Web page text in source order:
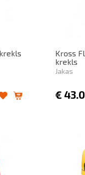
Kross
krekls
Jakas
€